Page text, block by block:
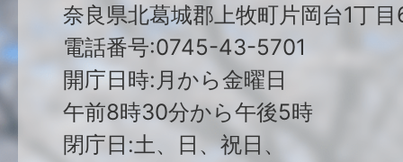
奈良県北葛城郡上牧町片岡台1丁目
電話番号:0745-43-5701
開庁日時:月から金曜日
午前8時30分から午後5時
閉庁日:土、日、祝日、